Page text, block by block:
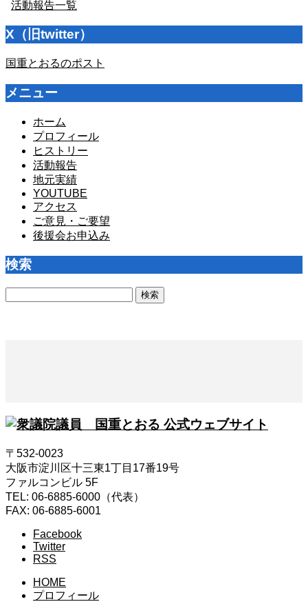
活動報告一覧
X（旧twitter）
国重とおるのポスト
メニュー
ホーム
プロフィール
ヒストリー
活動報告
地元実績
YOUTUBE
アクセス
ご意見・ご要望
後援会お申込み
検索
〒532-0023
大阪市淀川区十三東1丁目17番19号
ファルコンビル 5F
TEL: 06-6885-6000（代表）
FAX: 06-6885-6001
Facebook
Twitter
RSS
HOME
プロフィール